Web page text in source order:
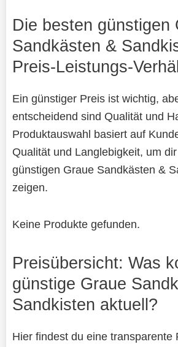
Die besten günstigen
Sandkästen &
Preis-Leistungs-
Ein günstiger Preis ist wichtig,
entscheidend sind Qualität und
Produktauswahl basiert auf
Qualität und Langlebigkeit, um
günstigen Graue Sandkästen &
zeigen.
Keine Produkte gefunden.
Preisübersicht: Was
günstige Graue
Sandkisten aktuell?
Hier findest du eine transparente